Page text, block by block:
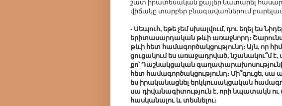
շատ իրատեսական քայլեր կատարել
վիճակը տարբեր բնագավառներում
.
- Սեպուհ, եթե չեմ սխալվում, դու եղել ես
երիտասարդական թևի առաջնորդ։
թևի հետ համագործակցությունդ։ Այն, որ
ցուցակում ես առաջադրված, նշանակու՞մ է,
քո՝ Դաշնակցական
հետ համագործակցությունդ։ Մի՞գուցե, սա
ես իրականացնել երկկուսակցական
սա դիվանագիտություն է, որի նպատակն ու
հասկանալու և տեսնելու։